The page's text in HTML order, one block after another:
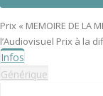
Prix « MEMOIRE DE LA
l’Audiovisuel Prix à la
Infos
Générique